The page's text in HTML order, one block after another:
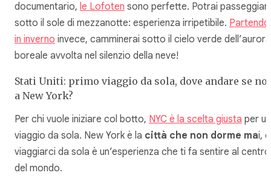
documentario, le Lofoten sono perfette. Potrai
sotto il sole di mezzanotte: esperienza irripetibile. Partendo
in inverno invece, camminerai sotto il cielo verde dell’aurora
boreale avvolta nel silenzio della neve!
Stati Uniti: primo viaggio da sola, dove andare se
a New York?
Per chi vuole iniziare col botto, NYC è la scelta giusta per un
viaggio da sola. New York è la città che non dorme mai, e
viaggiarci da sola è un’esperienza che ti fa sentire al centro
del mondo.